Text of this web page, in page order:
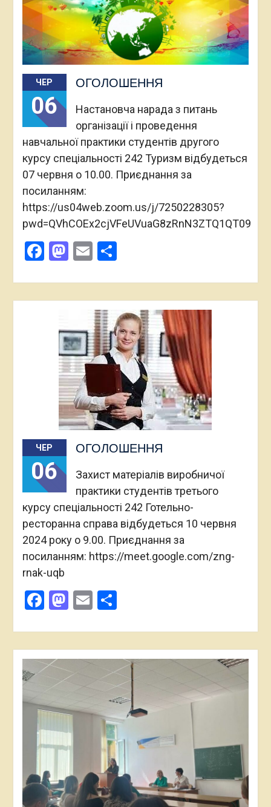
ЧЕР
06
ОГОЛОШЕННЯ
Настановча нарада з питань
організації і проведення
навчальної практики студентів другого
курсу спеціальності 242 Туризм відбудеться
07 червня о 10.00. Приєднання за
посиланням:
https://us04web.zoom.us/j/7250228305?
pwd=QVhCOEx2cjVFeUVuaG8zRnN3ZTQ1QT09
Facebook
Mastodon
EmailПоділитися
ЧЕР
06
ОГОЛОШЕННЯ
Захист матеріалів виробничої
практики студентів третього
курсу спеціальності 242 Готельно-
ресторанна справа відбудеться 10 червня
2024 року о 9.00. Приєднання за
посиланням: https://meet.google.com/zng-
rnak-uqb
Facebook
Mastodon
EmailПоділитися